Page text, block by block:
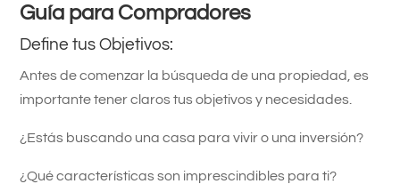
Guía para Compradores
Define tus Objetivos:
Antes de comenzar la búsqueda de una propiedad, es
importante tener claros tus objetivos y necesidades.
¿Estás buscando una casa para vivir o una inversión?
¿Qué características son imprescindibles para ti?